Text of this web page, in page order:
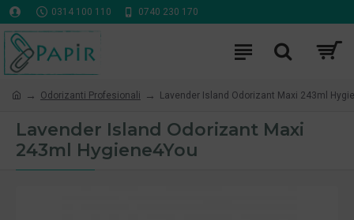
0314 100 110 0740 230 170
Odorizanti Profesionali Lavender Island Odorizant Maxi 243ml
Lavender Island Odorizant Maxi
243ml Hygiene4You